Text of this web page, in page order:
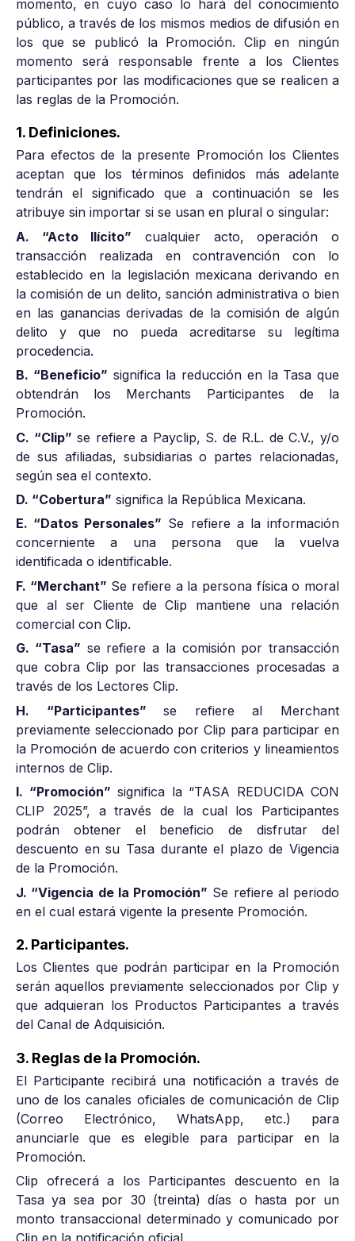
momento, en cuyo caso lo hará del conocimiento
público, a través de los mismos medios de difusión en
los que se publicó la Promoción. Clip en ningún
momento será responsable frente a los Clientes
participantes por las modificaciones que se realicen a
las reglas de la Promoción.
1. Definiciones.
Para efectos de la presente Promoción los Clientes
aceptan que los términos definidos más adelante
tendrán el significado que a continuación se les
atribuye sin importar si se usan en plural o singular:
A. “Acto Ilícito” cualquier acto, operación o
transacción realizada en contravención con lo
establecido en la legislación mexicana derivando en
la comisión de un delito, sanción administrativa o bien
en las ganancias derivadas de la comisión de algún
delito y que no pueda acreditarse su legítima
procedencia.
B. “Beneficio” significa la reducción en la Tasa que
obtendrán los Merchants Participantes de la
Promoción.
C. “Clip” se refiere a Payclip, S. de R.L. de C.V., y/o
de sus afiliadas, subsidiarias o partes relacionadas,
según sea el contexto.
D. “Cobertura” significa la República Mexicana.
E. “Datos Personales” Se refiere a la información
concerniente a una persona que la vuelva
identificada o identificable.
F. “Merchant” Se refiere a la persona física o moral
que al ser Cliente de Clip mantiene una relación
comercial con Clip.
G. “Tasa” se refiere a la comisión por transacción
que cobra Clip por las transacciones procesadas a
través de los Lectores Clip.
H. “Participantes”se refiere al Merchant
previamente seleccionado por Clip para participar en
la Promoción de acuerdo con criterios y lineamientos
internos de Clip.
I. “Promoción” significa la “TASA REDUCIDA CON
CLIP 2025”, a través de la cual los Participantes
podrán obtener el beneficio de disfrutar del
descuento en su Tasa durante el plazo de Vigencia
de la Promoción.
J. “Vigencia de la Promoción” Se refiere al periodo
en el cual estará vigente la presente Promoción.
2. Participantes.
Los Clientes que podrán participar en la Promoción
serán aquellos previamente seleccionados por Clip y
que adquieran los Productos Participantes a través
del Canal de Adquisición.
3. Reglas de la Promoción.
El Participante recibirá una notificación a través de
uno de los canales oficiales de comunicación de Clip
(Correo Electrónico, WhatsApp, etc.) para
anunciarle que es elegible para participar en la
Promoción.
Clip ofrecerá a los Participantes descuento en la
Tasa ya sea por 30 (treinta) días o hasta por un
monto transaccional determinado y comunicado por